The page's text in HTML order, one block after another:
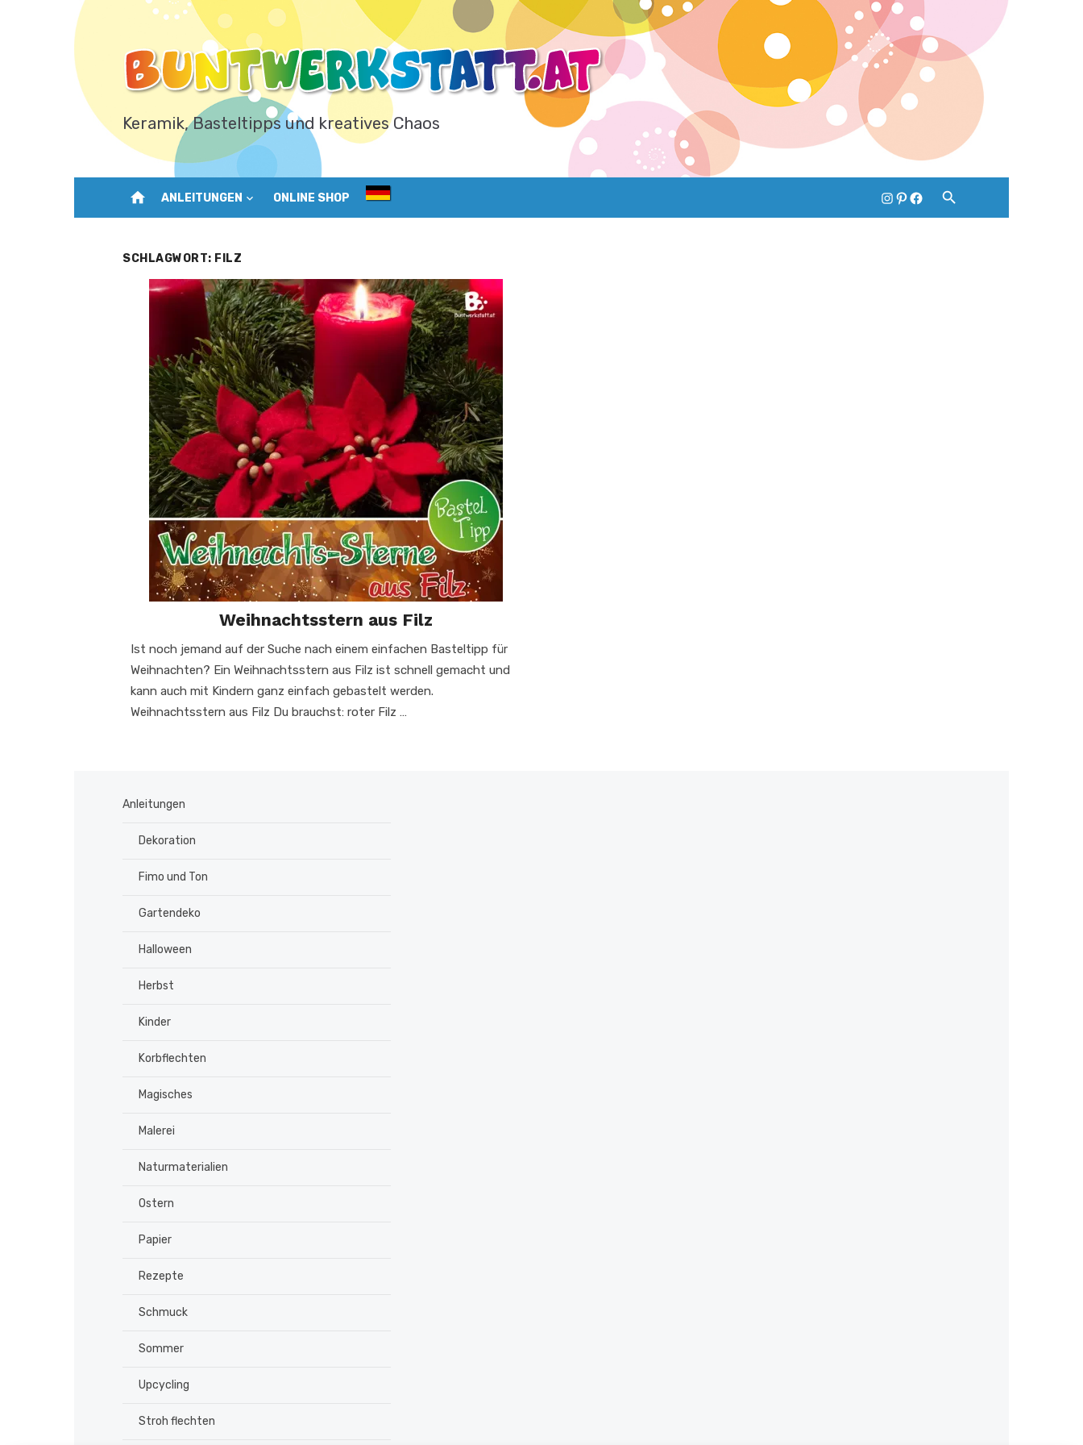
Keramik, Basteltipps und kreatives Chaos
home ANLEITUNGEN ONLINE SHOP Instagram
pinterest
Facebook
SCHLAGWORT: FILZ
Weihnachtsstern aus Filz
Ist noch jemand auf der Suche nach einem einfachen Basteltipp für
Weihnachten? Ein Weihnachtsstern aus Filz ist schnell gemacht und
kann auch mit Kindern ganz einfach gebastelt werden.
Weihnachtsstern aus Filz Du brauchst: roter Filz …
Anleitungen
Dekoration
Fimo und Ton
Gartendeko
Halloween
Herbst
Kinder
Korbflechten
Magisches
Malerei
Naturmaterialien
Ostern
Papier
Rezepte
Schmuck
Sommer
Upcycling
Stroh flechten